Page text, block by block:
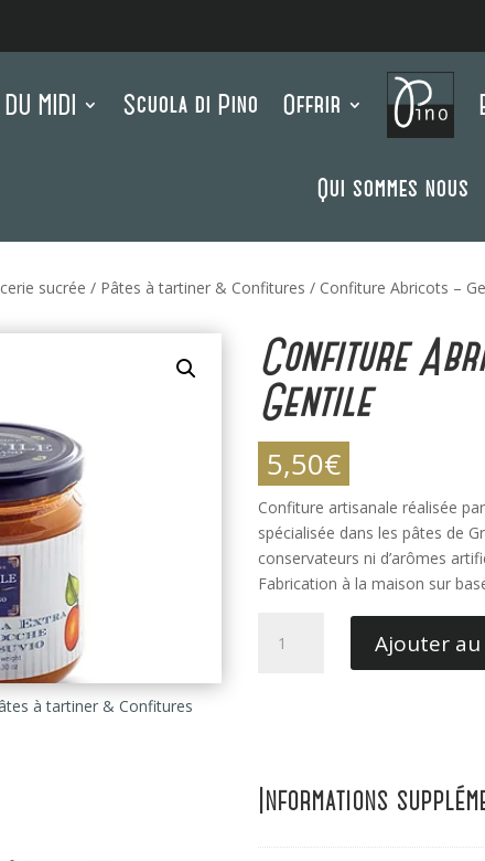
DU MIDI Scuola di Pino Offrir
Qui sommes nous
sucrée / Pâtes à tartiner & Confitures / Confiture Abricots –
à tartiner & Confitures
Confiture
Gentile
5,50€
Confiture artisanale réalisée
spécialisée dans les pâtes de
conservateurs ni d’arômes
Fabrication à la maison sur
Ajouter
Informations